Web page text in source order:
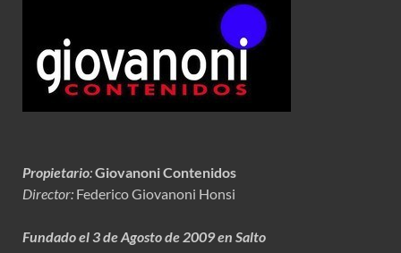
Propietario:Giovanoni Contenidos
Director: Federico Giovanoni Honsi
Fundado el 3 de Agosto de 2009 en Salto